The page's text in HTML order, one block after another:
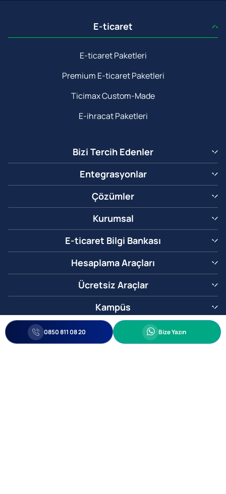
E-ticaret
E-ticaret Paketleri
Premium E-ticaret Paketleri
Ticimax Custom-Made
E-ihracat Paketleri
Bizi Tercih Edenler
Entegrasyonlar
Çözümler
Kurumsal
E-ticaret Bilgi Bankası
Hesaplama Araçları
Ücretsiz Araçlar
Kampüs
0850 811 08 20 Whatsapp
Bize Yazın
0850 811 08 20